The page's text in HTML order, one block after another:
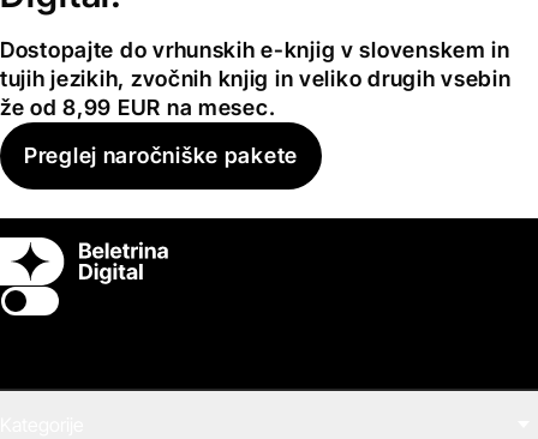
Dostopajte do vrhunskih e-knjig v slovenskem in
tujih jezikih, zvočnih knjig in veliko drugih vsebin
že od 8,99 EUR na mesec.
Preglej naročniške pakete
Switch theme